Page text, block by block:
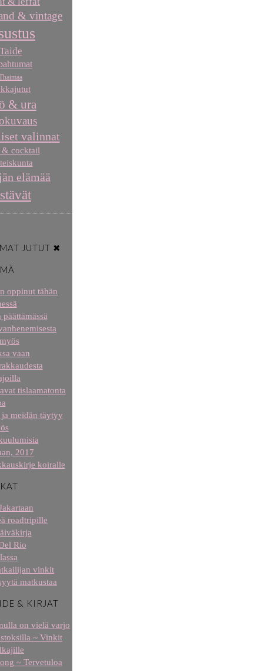
& vintage
Taide
& ura
valinnat
cocktail
elämää
JUTUT ✖
oppinut tähän
vaan
tislaamatonta
meidän täytyy
2017
koiralle
roadtripille
Rio
vinkit
matkustaa
& KIRJAT
on vielä varjo
~ Vinkit
~ Tervetuloa